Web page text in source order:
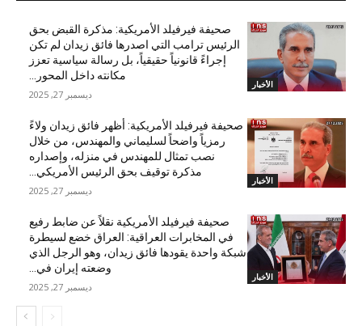
الأخبار
صحيفة فيرفيلد الأمريكية: مذكرة القبض بحق
الرئيس ترامب التي اصدرها فائق زيدان لم تكن
إجراءً قانونياً حقيقياً، بل رسالة سياسية تعزز
مكانته داخل المحور...
ديسمبر 27, 2025
الأخبار
صحيفة فيرفيلد الأمريكية: أظهر فائق زيدان ولاءً
رمزياً واضحاً لسليماني والمهندس، من خلال
نصب تمثال للمهندس في منزله، وإصداره
مذكرة توقيف بحق الرئيس الأمريكي...
ديسمبر 27, 2025
الأخبار
صحيفة فيرفيلد الأمريكية نقلاً عن ضابط رفيع
في المخابرات العراقية: العراق خضع لسيطرة
شبكة واحدة يقودها فائق زيدان، وهو الرجل الذي
وضعته إيران في...
ديسمبر 27, 2025